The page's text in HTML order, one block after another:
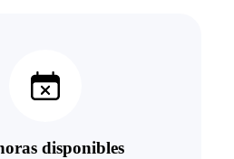
disponibles